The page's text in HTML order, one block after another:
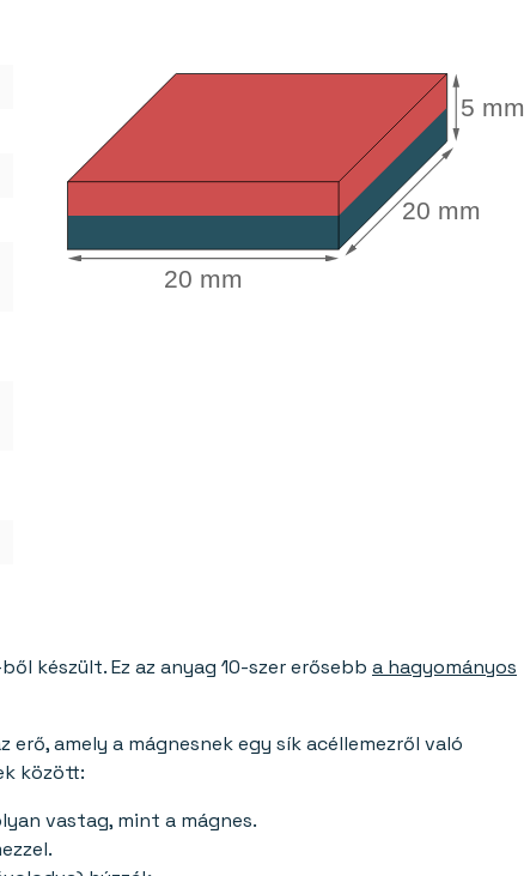
5 mm
20 mm
20 mm
készült. Ez az anyag 10-szer erősebb a hagyományos
amely a mágnesnek egy sík acéllemezről való
között:
vastag, mint a mágnes.